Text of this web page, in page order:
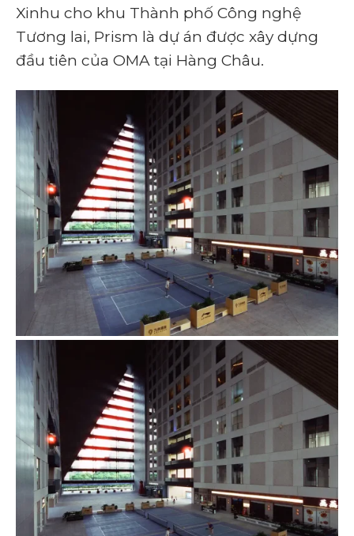
Xinhu cho khu Thành phố Công nghệ
Tương lai, Prism là dự án được xây dựng
đầu tiên của OMA tại Hàng Châu.